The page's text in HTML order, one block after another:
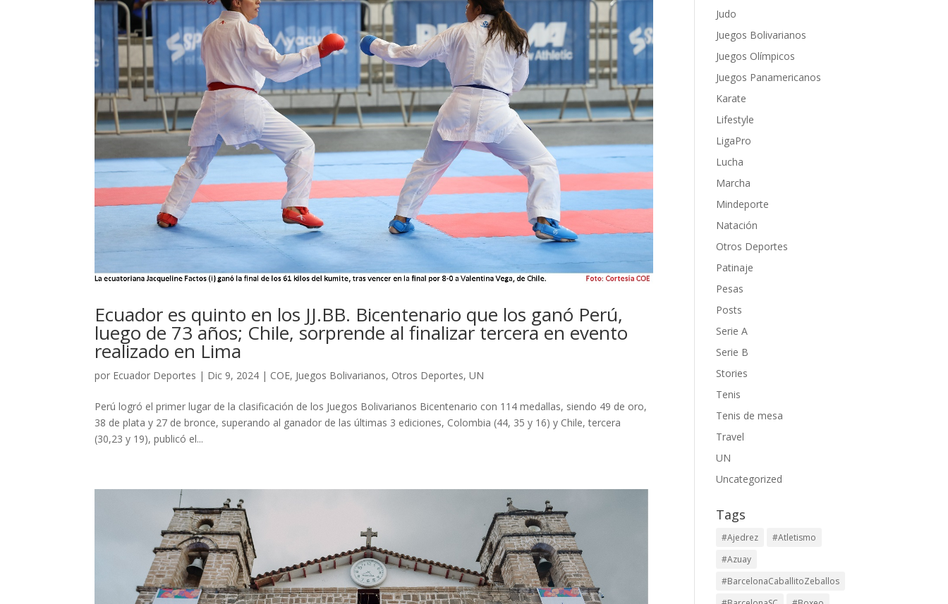
Ecuador es quinto en los JJ.BB. Bicentenario que los ganó Perú,
luego de 73 años; Chile, sorprende al finalizar tercera en evento
realizado en Lima
por Ecuador Deportes | Dic 9, 2024 | COE, Juegos Bolivarianos, Otros Deportes,UN
Perú logró el primer lugar de la clasificación de los Juegos Bolivarianos Bicentenario con 114 medallas, siendo 49 de oro,
38 de plata y 27 de bronce, superando al ganador de las últimas 3 ediciones, Colombia (44, 35 y 16) y Chile, tercera
(30,23 y 19), publicó el...
Judo
Juegos Bolivarianos
Juegos Olímpicos
Juegos Panamericanos
Karate
Lifestyle
LigaPro
Lucha
Marcha
Mindeporte
Natación
Otros Deportes
Patinaje
Pesas
Posts
Serie A
Serie B
Stories
Tenis
Tenis de mesa
Travel
UN
Uncategorized
Tags
#Ajedrez
#Atletismo
#Azuay
#BarcelonaCaballitoZeballos